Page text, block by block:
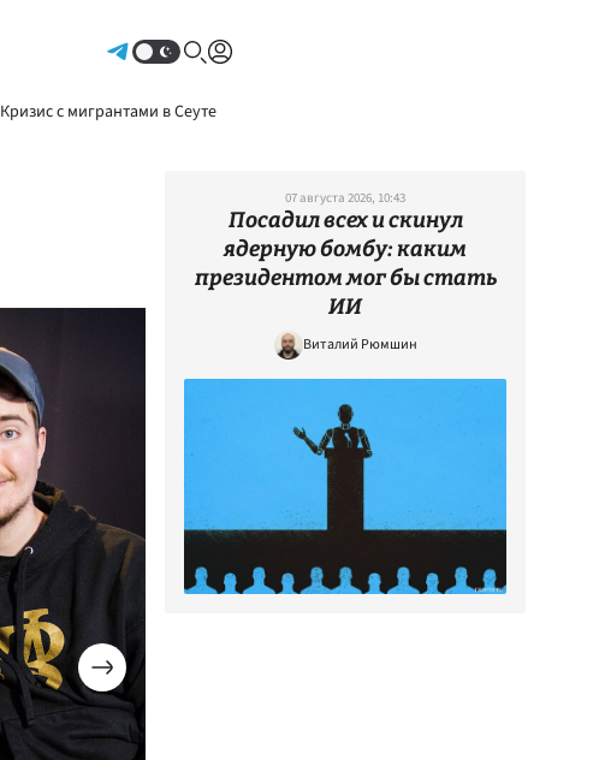
Кризис с мигрантами в Сеуте
07 августа 2026, 10:43
Посадил всех и скинул
ядерную бомбу: каким
президентом мог бы стать
ИИ
Виталий Рюмшин